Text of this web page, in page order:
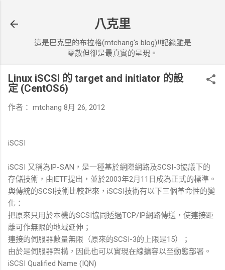
八克里
這是巴克里的布拉格(mtchang's blog)!!記錄雖是
零散但卻是最真實的呈現。
Linux iSCSI 的 target and initiator 的設
定 (CentOS6)
作者： mtchang 8月 26, 2012
iSCSI
iSCSI 又稱為IP-SAN，是一種基於網際網路及SCSI-3協議下的
存儲技術，由IETF提出，並於2003年2月11日成為正式的標準。
與傳統的SCSI技術比較起來，iSCSI技術有以下三個革命性的變
化：
把原來只用於本機的SCSI協同透過TCP/IP網路傳送，使連接距
離可作無限的地域延伸；
連接的伺服器數量無限（原來的SCSI-3的上限是15）；
由於是伺服器架構，因此也可以實現在線擴容以至動態部署。
iSCSI Qualified Name (IQN)